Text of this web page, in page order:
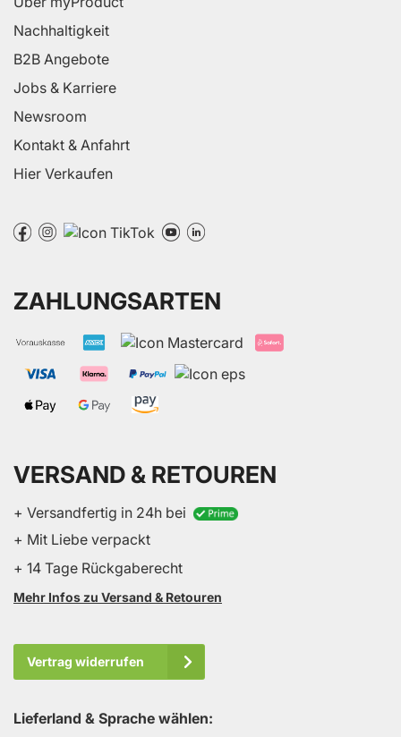
Nachhaltigkeit
B2B Angebote
Jobs & Karriere
Newsroom
Kontakt & Anfahrt
Hier Verkaufen
ZAHLUNGSARTEN
VERSAND & RETOUREN
+ Versandfertig in 24h bei
+ Mit Liebe verpackt
+ 14 Tage Rückgaberecht
Mehr Infos zu Versand & Retouren
Vertrag widerrufen
Lieferland & Sprache wählen: